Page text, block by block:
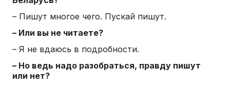
– Пишут многое чего. Пускай пишут.
– Или вы не читаете?
– Я не вдаюсь в подробности.
– Но ведь надо разобраться, правду пишут
или нет?